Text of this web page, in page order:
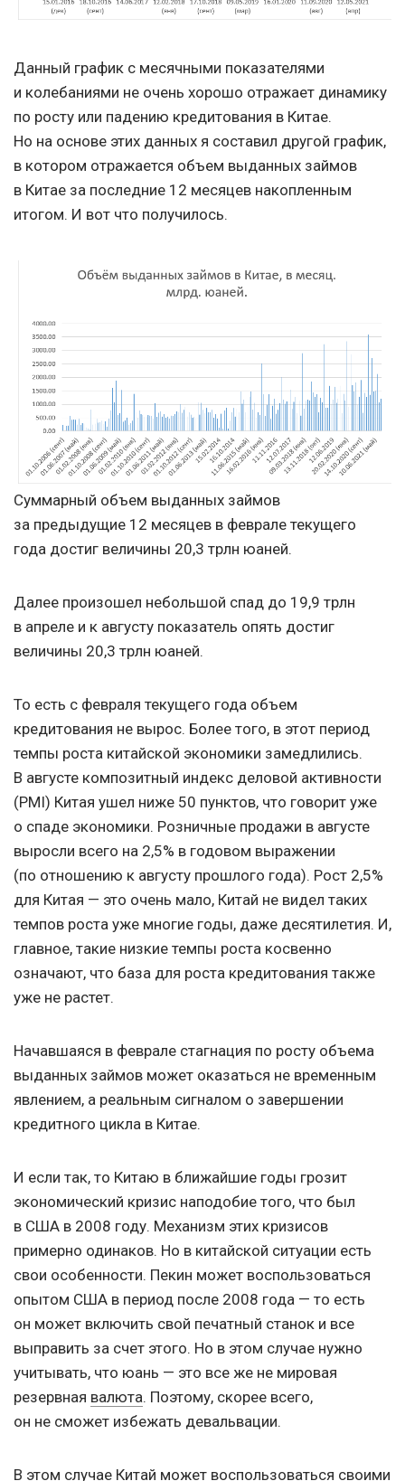
Данный график с месячными показателями
и колебаниями не очень хорошо отражает динамику
по росту или падению кредитования в Китае.
Но на основе этих данных я составил другой график,
в котором отражается объем выданных займов
в Китае за последние 12 месяцев накопленным
итогом. И вот что получилось.
Суммарный объем выданных займов
за предыдущие 12 месяцев в феврале текущего
года достиг величины 20,3 трлн юаней.
Далее произошел небольшой спад до 19,9 трлн
в апреле и к августу показатель опять достиг
величины 20,3 трлн юаней.
То есть с февраля текущего года объем
кредитования не вырос. Более того, в этот период
темпы роста китайской экономики замедлились.
В августе композитный индекс деловой активности
(PMI) Китая ушел ниже 50 пунктов, что говорит уже
о спаде экономики. Розничные продажи в августе
выросли всего на 2,5% в годовом выражении
(по отношению к августу прошлого года). Рост 2,5%
для Китая — это очень мало, Китай не видел таких
темпов роста уже многие годы, даже десятилетия. И,
главное, такие низкие темпы роста косвенно
означают, что база для роста кредитования также
уже не растет.
Начавшаяся в феврале стагнация по росту объема
выданных займов может оказаться не временным
явлением, а реальным сигналом о завершении
кредитного цикла в Китае.
И если так, то Китаю в ближайшие годы грозит
экономический кризис наподобие того, что был
в США в 2008 году. Механизм этих кризисов
примерно одинаков. Но в китайской ситуации есть
свои особенности. Пекин может воспользоваться
опытом США в период после 2008 года — то есть
он может включить свой печатный станок и все
выправить за счет этого. Но в этом случае нужно
учитывать, что юань — это все же не мировая
резервная валюта. Поэтому, скорее всего,
он не сможет избежать девальвации.
В этом случае Китай может воспользоваться своими